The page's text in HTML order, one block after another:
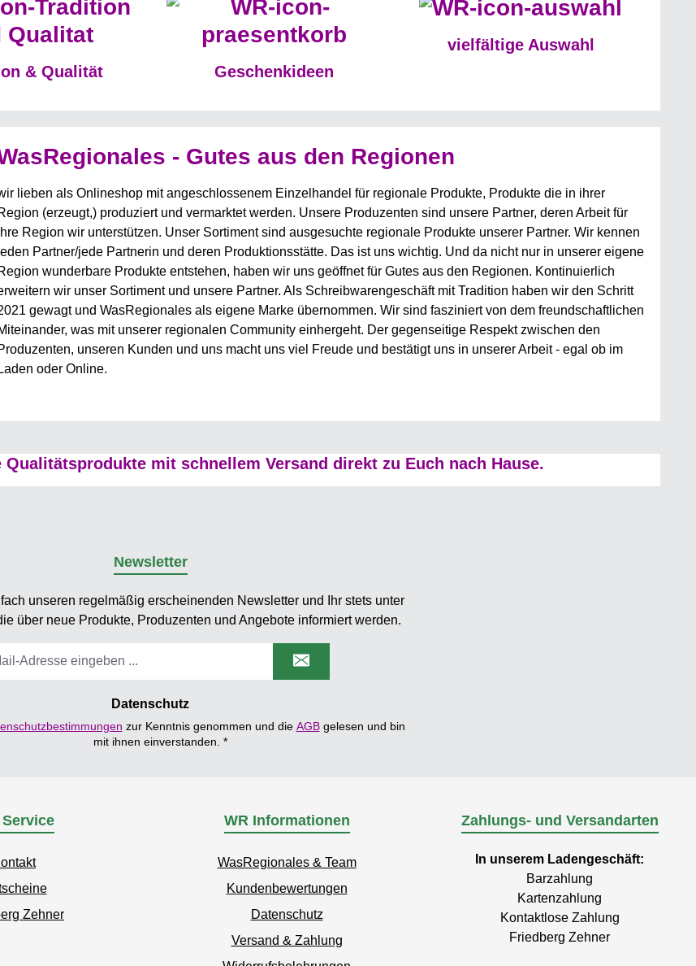
& Qualität
Geschenkideen
vielfältige Auswahl
- Gutes aus den Regionen
lieben als Onlineshop mit angeschlossenem Einzelhandel für regionale Produkte, Produkte die in ihrer
(erzeugt,) produziert und vermarktet werden. Unsere Produzenten sind unsere Partner, deren Arbeit für
Region wir unterstützen. Unser Sortiment sind ausgesuchte regionale Produkte unserer Partner. Wir kennen
Partner/jede Partnerin und deren Produktionsstätte. Das ist uns wichtig. Und da nicht nur in unserer eigene
wunderbare Produkte entstehen, haben wir uns geöffnet für Gutes aus den Regionen. Kontinuierlich
wir unser Sortiment und unsere Partner. Als Schreibwarengeschäft mit Tradition haben wir den Schritt
gewagt und WasRegionales als eigene Marke übernommen. Wir sind fasziniert von dem freundschaftlichen
was mit unserer regionalen Community einhergeht. Der gegenseitige Respekt zwischen den
unseren Kunden und uns macht uns viel Freude und bestätigt uns in unserer Arbeit - egal ob im
Laden oder Online.
mit schnellem Versand direkt zu Euch nach Hause.
Newsletter
unseren regelmäßig erscheinenden Newsletter und Ihr stets unter
über neue Produkte, Produzenten und Angebote informiert werden.
Datenschutz
zur Kenntnis genommen und die AGBgelesen und bin
mit ihnen einverstanden. *
Service
Zehner
WR Informationen
WasRegionales & Team
Kundenbewertungen
Datenschutz
Versand & Zahlung
Zahlungs- und Versandarten
In unserem Ladengeschäft:
Barzahlung
Kartenzahlung
Kontaktlose Zahlung
Friedberg Zehner